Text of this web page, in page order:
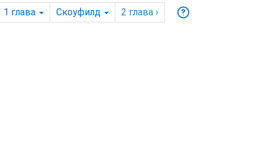
1 глава Скоуфилд 2 глава ›